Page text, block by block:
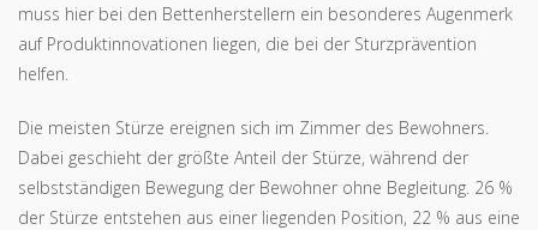
muss hier bei den Bettenherstellern ein besonderes Augenmerk
auf Produktinnovationen liegen, die bei der Sturzprävention
helfen.
Die meisten Stürze ereignen sich im Zimmer des Bewohners.
Dabei geschieht der größte Anteil der Stürze, während der
selbstständigen Bewegung der Bewohner ohne Begleitung. 26 %
der Stürze entstehen aus einer liegenden Position, 22 % aus eine